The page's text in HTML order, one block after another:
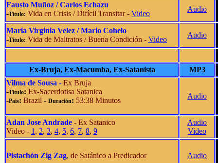
Fausto Muñoz / Carlos Echazu
-Título: Vida en Crisis /Difícil Transitar- Video
Audio
Maria Virginia Velez / Mario Cohelo
-Título: Vida de Maltratos /Buena Condición - Video
Audio
Ex-Bruja, Ex-Macumba, Ex-Satanista
MP3
Vilma de Sousa - Ex Bruja
-Título: Ex-Sacerdotisa Satanica
-Pais: Brazil - Duración: 53:38 Minutos
Audio
Adan Jose Andrade - Ex Satanico
Video - 1 , 2, 3, 4, 5, 6, 7, 8, 9
Audio
Video
Pistachón Zig Zag, de Satánico a Predicador Audio